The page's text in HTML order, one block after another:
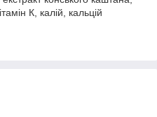
К, калій, кальцій